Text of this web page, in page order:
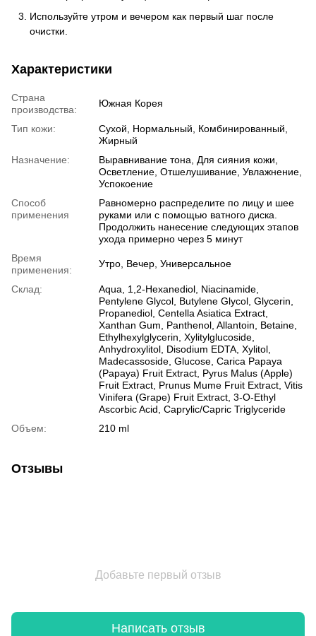
Используйте утром и вечером как первый шаг после
очистки.
Характеристики
Страна
производства:
Южная Корея
Тип кожи:
Сухой, Нормальный, Комбинированный,
Жирный
Назначение:
Выравнивание тона, Для сияния кожи,
Осветление, Отшелушивание, Увлажнение,
Успокоение
Способ
применения
Равномерно распределите по лицу и шее
руками или с помощью ватного диска.
Продолжить нанесение следующих этапов
ухода примерно через 5 минут
Время
применения:
Утро, Вечер, Универсальное
Склад:
Aqua, 1,2-Hexanediol, Niacinamide,
Pentylene Glycol, Butylene Glycol, Glycerin,
Propanediol, Centella Asiatica Extract,
Xanthan Gum, Panthenol, Allantoin, Betaine,
Ethylhexylglycerin, Xylitylglucoside,
Anhydroxylitol, Disodium EDTA, Xylitol,
Madecassoside, Glucose, Carica Papaya
(Papaya) Fruit Extract, Pyrus Malus (Apple)
Fruit Extract, Prunus Mume Fruit Extract, Vitis
Vinifera (Grape) Fruit Extract, 3-O-Ethyl
Ascorbic Acid, Caprylic/Capric Triglyceride
Объем:
210 ml
Отзывы
Добавьте первый отзыв
Написать отзыв